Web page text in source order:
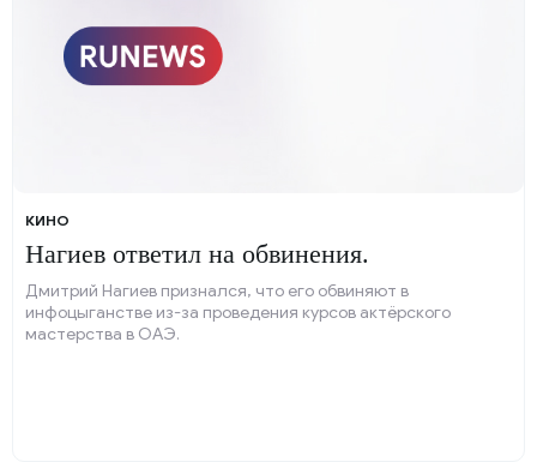
КИНО
Нагиев ответил на обвинения.
Дмитрий Нагиев признался, что его обвиняют в
инфоцыганстве из-за проведения курсов актёрского
мастерства в ОАЭ.